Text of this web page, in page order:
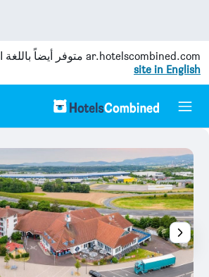
ar.hotelscombined.com متوفر أيضاً باللغة
site in English